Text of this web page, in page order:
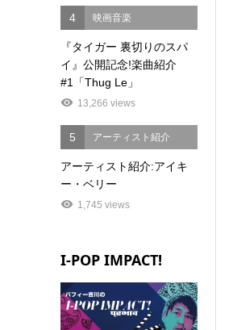
4 映画音楽
『タイガー 裏切りのスパ
イ』公開記念!楽曲紹介
#1「Thug Le」
13,266 views
5 アーティスト紹介
アーティスト紹介:アイキ
ー・ベリー
1,745 views
I-POP IMPACT!